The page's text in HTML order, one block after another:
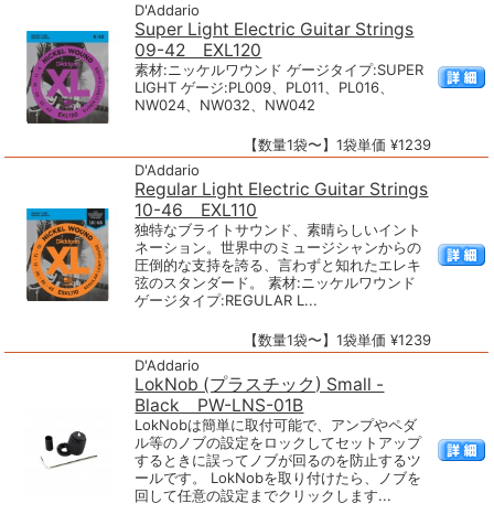
D'Addario
Super Light Electric Guitar Strings
09-42 EXL120
素材:ニッケルワウンド ゲージタイプ:SUPER
LIGHT ゲージ:PL009、PL011、PL016、
NW024、NW032、NW042
【数量1袋〜】1袋単価 ¥1239
D'Addario
Regular Light Electric Guitar Strings
10-46 EXL110
独特なブライトサウンド、素晴らしいイント
ネーション。世界中のミュージシャンからの
圧倒的な支持を誇る、言わずと知れたエレキ
弦のスタンダード。 素材:ニッケルワウンド
ゲージタイプ:REGULAR L...
【数量1袋〜】1袋単価 ¥1239
D'Addario
LokNob (プラスチック) Small -
Black PW-LNS-01B
LokNobは簡単に取付可能で、アンプやペダ
ル等のノブの設定をロックしてセットアップ
するときに誤ってノブが回るのを防止するツ
ールです。 LokNobを取り付けたら、ノブを
回して任意の設定までクリックします...